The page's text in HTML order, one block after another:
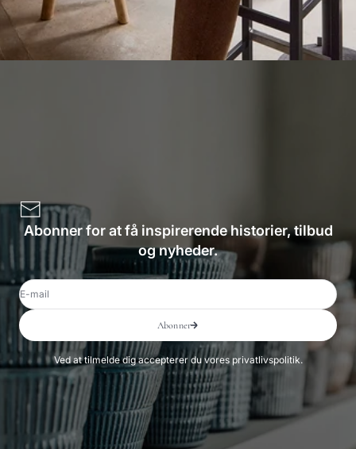
Abonner for at få inspirerende historier, tilbud
og nyheder.
E-mail
Abonner
Ved at tilmelde dig accepterer du vores privatlivspolitik.